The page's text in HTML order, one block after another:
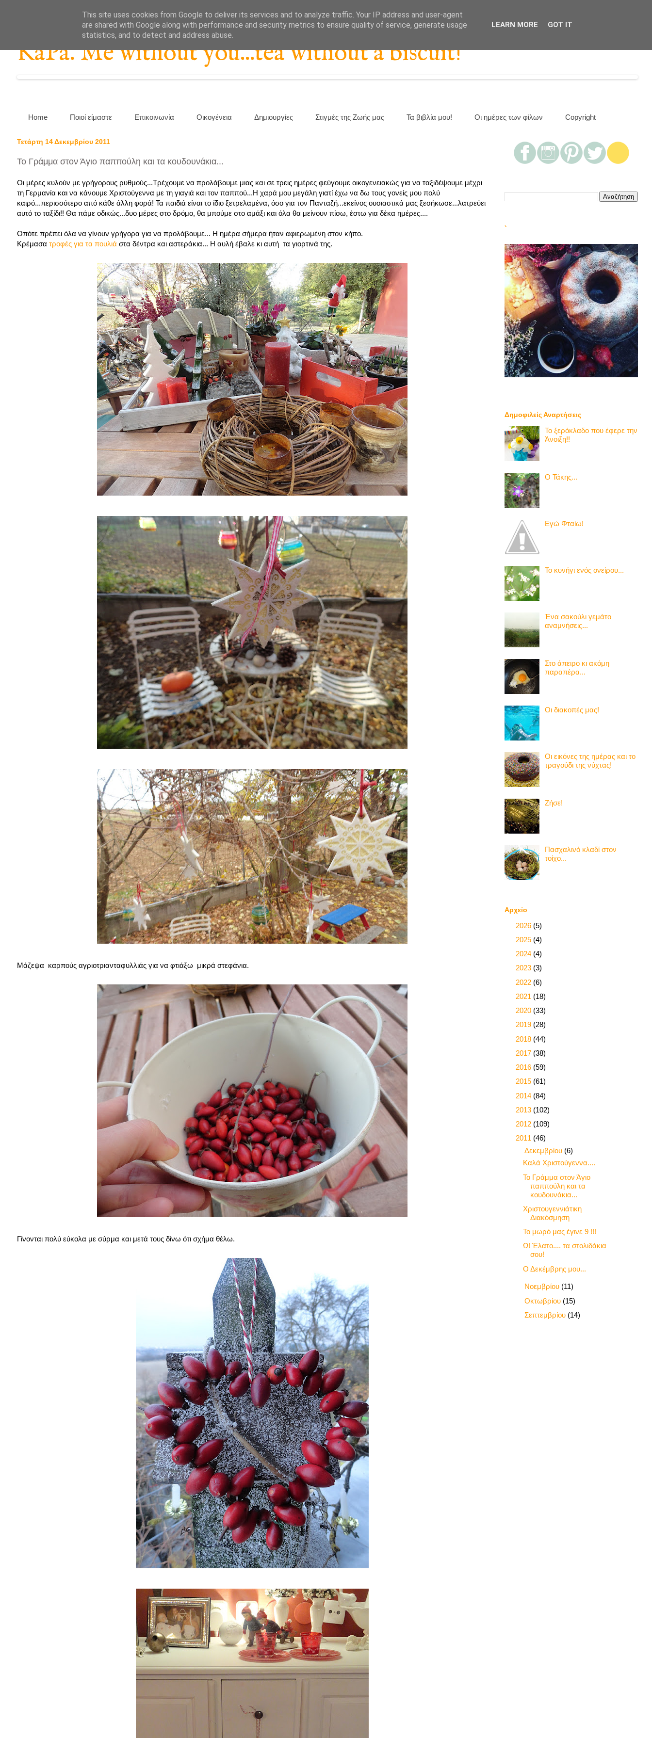
KaPa. Me without you...tea without a biscuit!
Home Ποιοί είμαστε Επικοινωνία Οικογένεια Δημιουργίες Στιγμές της Ζωής μας Τα βιβλία μου! Οι ημέρες των φίλων Copyright
Τετάρτη 14 Δεκεμβρίου 2011
Το Γράμμα στον Άγιο παππούλη και τα κουδουνάκια...
Οι μέρες κυλούν με γρήγορους ρυθμούς...Τρέχουμε να προλάβουμε μιας και σε τρεις ημέρες φεύγουμε οικογενειακώς για να ταξιδέψουμε μέχρι
τη Γερμανία και να κάνουμε Χριστούγεννα με τη γιαγιά και τον παππού...Η χαρά μου μεγάλη γιατί έχω να δω τους γονείς μου πολύ
καιρό...περισσότερο από κάθε άλλη φορά! Τα παιδιά είναι το ίδιο ξετρελαμένα, όσο για τον Πανταζή...εκείνος ουσιαστικά μας ξεσήκωσε...λατρεύει
αυτό το ταξίδι!! Θα πάμε οδικώς...δυο μέρες στο δρόμο, θα μπούμε στο αμάξι και όλα θα μείνουν πίσω, έστω για δέκα ημέρες....
Οπότε πρέπει όλα να γίνουν γρήγορα για να προλάβουμε... Η ημέρα σήμερα ήταν αφιερωμένη στον κήπο.
Κρέμασα τροφές για τα πουλιά στα δέντρα και αστεράκια... Η αυλή έβαλε κι αυτή τα γιορτινά της.
Μάζεψα καρπούς αγριοτριανταφυλλιάς για να φτιάξω μικρά στεφάνια.
Γίνονται πολύ εύκολα με σύρμα και μετά τους δίνω ότι σχήμα θέλω.
`
Δημοφιλείς Αναρτήσεις
Το ξερόκλαδο που έφερε την
Άνοιξη!!
Ο Τάκης...
Εγώ Φταίω!
Το κυνήγι ενός ονείρου...
Ένα σακούλι γεμάτο
αναμνήσεις...
Στο άπειρο κι ακόμη
παραπέρα...
Οι διακοπές μας!
Οι εικόνες της ημέρας και το
τραγούδι της νύχτας!
Ζήσε!
Πασχαλινό κλαδί στον
τοίχο...
Αρχείο
2026 (5)
2025 (4)
2024 (4)
2023 (3)
2022 (6)
2021 (18)
2020 (33)
2019 (28)
2018 (44)
2017 (38)
2016 (59)
2015 (61)
2014 (84)
2013 (102)
2012 (109)
2011 (46)
Δεκεμβρίου (6)
Καλά Χριστούγεννα....
Το Γράμμα στον Άγιο
παππούλη και τα
κουδουνάκια...
Χριστουγεννιάτικη
Διακόσμηση
Το μωρό μας έγινε 9 !!!
Ω! Έλατο.... τα στολιδάκια
σου!
Ο Δεκέμβρης μου...
Νοεμβρίου (11)
Οκτωβρίου (15)
Σεπτεμβρίου (14)
This site uses cookies from Google to deliver its services and to analyze traffic. Your IP address and user-agent
are shared with Google along with performance and security metrics to ensure quality of service, generate usage
statistics, and to detect and address abuse.
LEARN MORE GOT IT